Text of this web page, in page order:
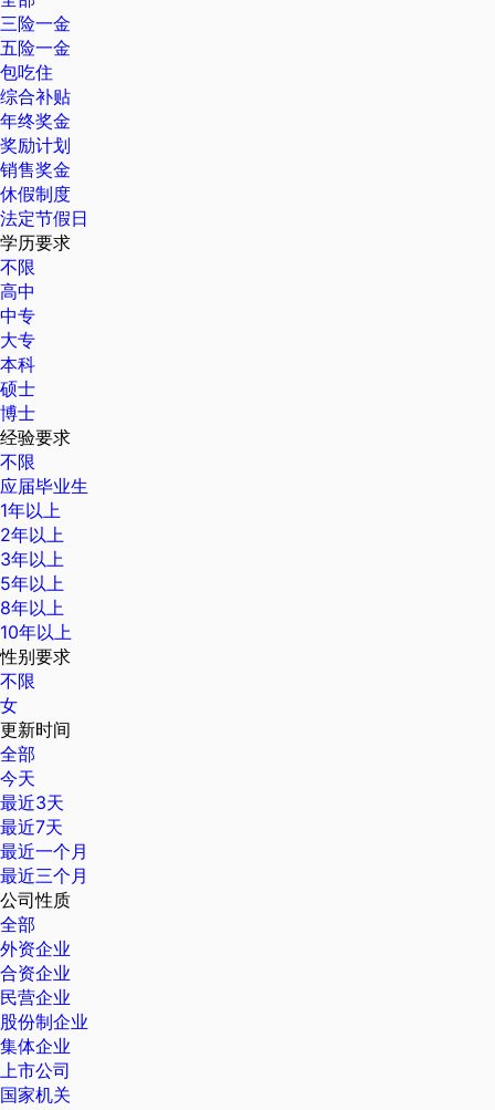
三险一金
五险一金
包吃住
综合补贴
年终奖金
奖励计划
销售奖金
休假制度
法定节假日
学历要求
不限
高中
中专
大专
本科
硕士
博士
经验要求
不限
应届毕业生
1年以上
2年以上
3年以上
5年以上
8年以上
10年以上
性别要求
不限
女
更新时间
全部
今天
最近3天
最近7天
最近一个月
最近三个月
公司性质
全部
外资企业
合资企业
民营企业
股份制企业
集体企业
上市公司
国家机关